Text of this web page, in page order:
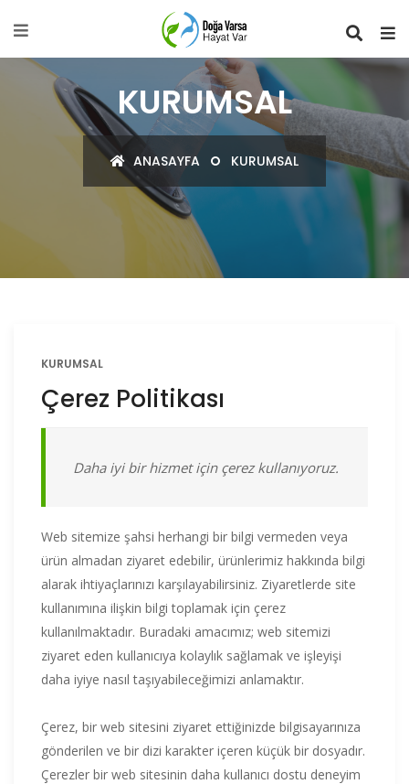
KURUMSAL
ANASAYFA KURUMSAL
KURUMSAL
Çerez Politikası
Daha iyi bir hizmet için çerez kullanıyoruz.
Web sitemize şahsi herhangi bir bilgi vermeden veya
ürün almadan ziyaret edebilir, ürünlerimiz hakkında bilgi
alarak ihtiyaçlarınızı karşılayabilirsiniz. Ziyaretlerde site
kullanımına ilişkin bilgi toplamak için çerez
kullanılmaktadır. Buradaki amacımız; web sitemizi
ziyaret eden kullanıcıya kolaylık sağlamak ve işleyişi
daha iyiye nasıl taşıyabileceğimizi anlamaktır.
Çerez, bir web sitesini ziyaret ettiğinizde bilgisayarınıza
gönderilen ve bir dizi karakter içeren küçük bir dosyadır.
Çerezler bir web sitesinin daha kullanıcı dostu deneyim